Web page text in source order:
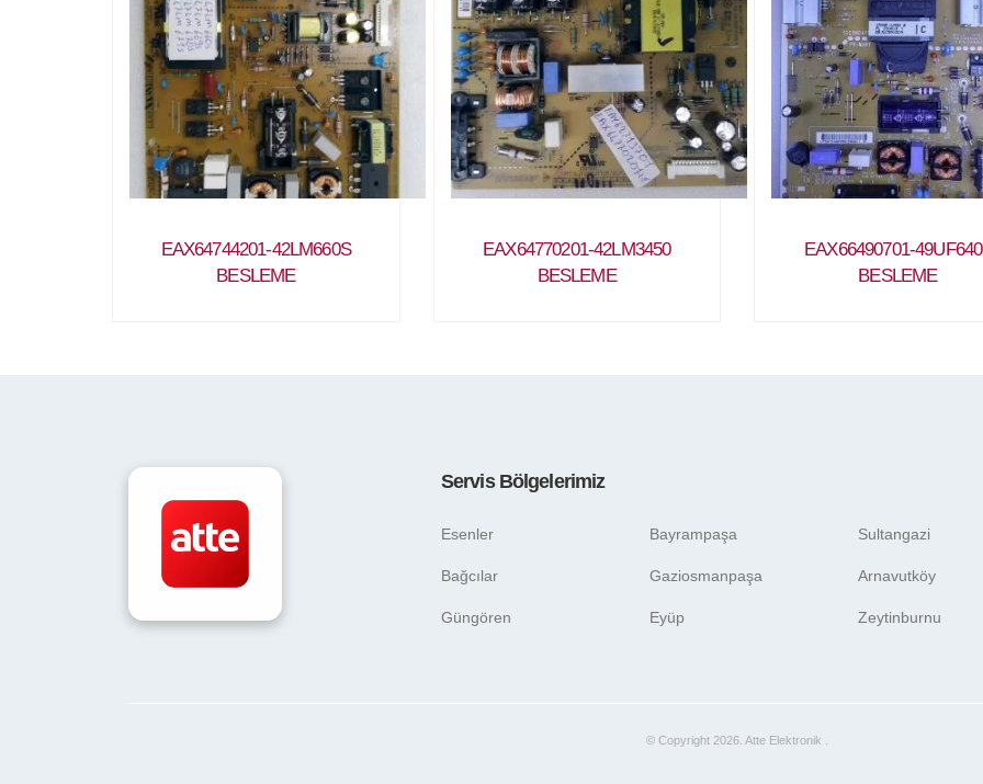
EAX64744201-42LM660S
BESLEME
EAX64770201-42LM3450
BESLEME
EAX66490701-
BESLEME
Servis Bölgelerimiz
Esenler
Bağcılar
Güngören
Bayrampaşa
Gaziosmanpaşa
Eyüp
Sultangazi
Arnavutköy
Zeytinburnu
© Copyright 2026. Atte Elektronik .